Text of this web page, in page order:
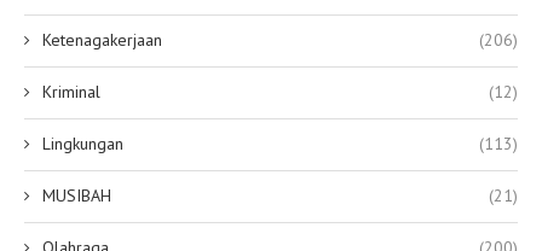
Ketenagakerjaan (206)
Kriminal (12)
Lingkungan (113)
MUSIBAH (21)